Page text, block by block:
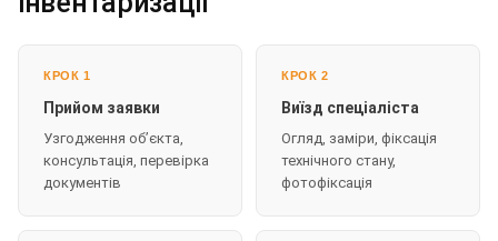
КРОК 1
Прийом заявки
Узгодження об’єкта,
консультація, перевірка
документів
КРОК 2
Виїзд спеціаліста
Огляд, заміри, фіксація
технічного стану,
фотофіксація